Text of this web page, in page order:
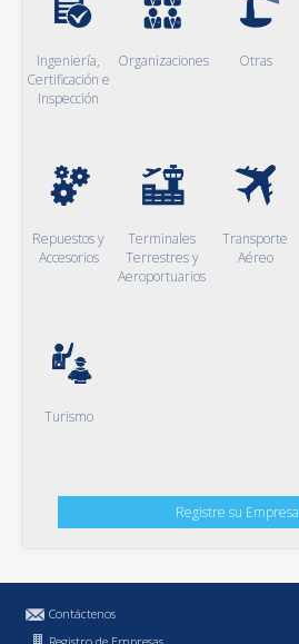
Ingeniería,
Certificación e
Inspección
Organizaciones Otras
Repuestos y
Accesorios
Terminales
Terrestres y
Aeroportuarios
Transporte
Aéreo
Turismo
Registre su Empresa
Contáctenos